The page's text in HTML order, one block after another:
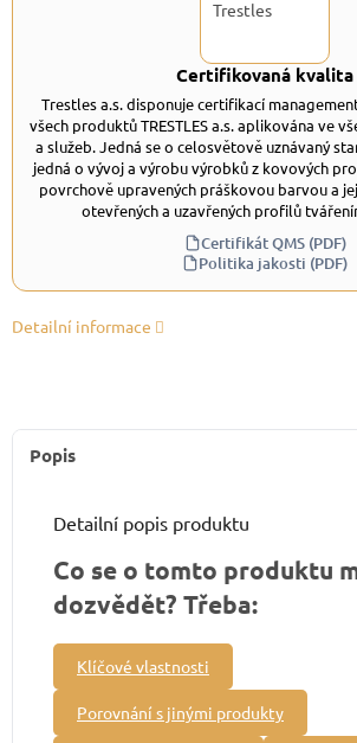
Certifikovaná kvalita
Trestles a.s. disponuje certifikací
všech produktů TRESTLES a.s. aplikována ve
a služeb. Jedná se o celosvětově uznávaný
jedná o vývoj a výrobu výrobků z kovových
povrchově upravených práškovou barvou a
otevřených a uzavřených profilů
Certifikát QMS (PDF)
Politika jakosti (PDF)
Detailní informace
Popis
Detailní popis produktu
Co se o tomto produktu
dozvědět? Třeba:
Klíčové vlastnosti
Porovnání s jinými produkty